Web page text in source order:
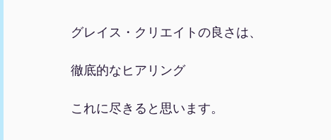
グレイス・クリエイトの良さは、
徹底的なヒアリング
これに尽きると思います。